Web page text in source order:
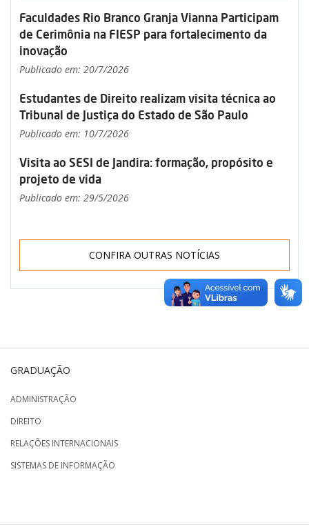
Faculdades Rio Branco Granja Vianna Participam
de Cerimônia na FIESP para fortalecimento da
inovação
Publicado em: 20/7/2026
Estudantes de Direito realizam visita técnica ao
Tribunal de Justiça do Estado de São Paulo
Publicado em: 10/7/2026
Visita ao SESI de Jandira: formação, propósito e
projeto de vida
Publicado em: 29/5/2026
CONFIRA OUTRAS NOTÍCIAS
GRADUAÇÃO
ADMINISTRAÇÃO
DIREITO
RELAÇÕES INTERNACIONAIS
SISTEMAS DE INFORMAÇÃO